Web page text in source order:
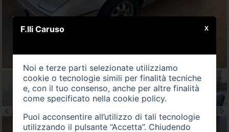
F.lli Caruso
Noi e terze parti selezionate utilizziamo
cookie o tecnologie simili per finalità tecniche
e, con il tuo consenso, anche per altre finalità
come specificato nella cookie policy.
Puoi acconsentire all’utilizzo di tali tecnologie
utilizzando il pulsante “Accetta”. Chiudendo
X